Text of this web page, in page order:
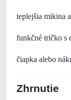
teplejšia mikina
funkčné tričko s
čiapka alebo
Zhrnutie